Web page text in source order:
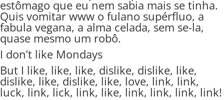
estômago que eu nem sabia mais se tinha.
Quis vomitar www o fulano supérfluo, a
fabula vegana, a alma celada, sem se-la,
quase mesmo um robô.
I don’t like Mondays
But I like, like, like, dislike, dislike, like,
dislike, like, dislike, like, love, link, link,
luck, link, lick, link, like, link, link, link, link!